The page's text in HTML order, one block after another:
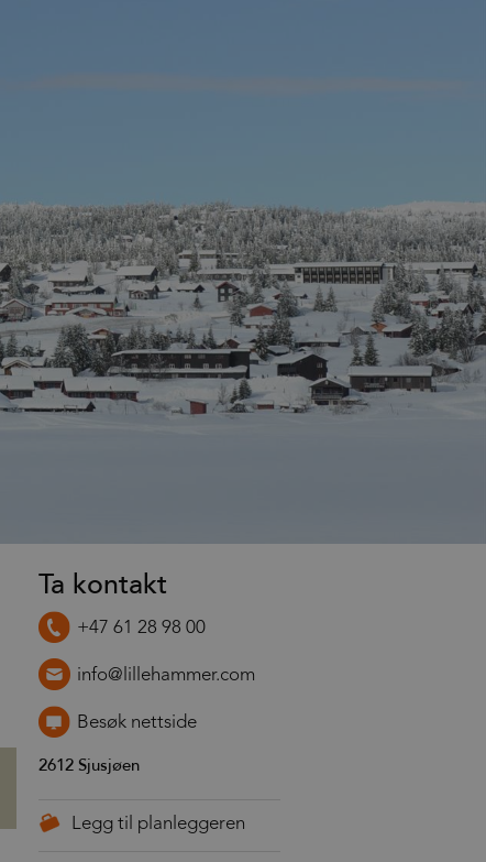
Ta kontakt
+47 61 28 98 00
info@lillehammer.com
Besøk nettside
2612 Sjusjøen